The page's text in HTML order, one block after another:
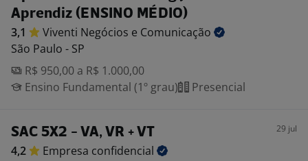
Aprendiz (ENSINO MÉDIO)
3,1 Viventi Negócios e Comunicação
São Paulo - SP
R$ 950,00 a R$ 1.000,00
Ensino Fundamental (1º grau)
Presencial
SAC 5X2 - VA, VR + VT 29 jul
4,2 Empresa confidencial